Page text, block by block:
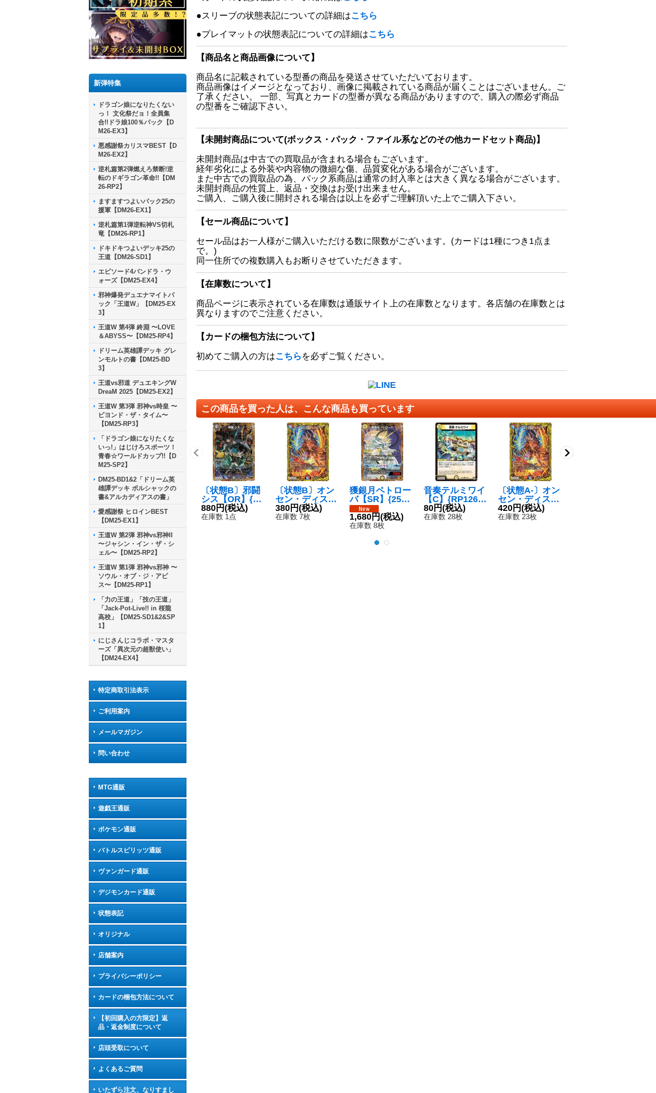
新弾特集
ドラゴン娘になりたくない
っ！ 文化祭だョ！全員集
合!!ドラ娘100％パック【D
M26-EX3】
悪感謝祭カリスマBEST【D
M26-EX2】
逆札篇第2弾燃えろ禁断!逆
転のドギラゴン革命!!【DM
26-RP2】
ますますつよいパック25の
援軍【DM26-EX1】
逆札篇第1弾逆転神VS切札
竜【DM26-RP1】
ドキドキつよいデッキ25の
王道【DM26-SD1】
エピソード4パンドラ・ウ
ォーズ【DM25-EX4】
邪神爆発デュエナマイトパ
ック「王道W」【DM25-EX
3】
王道W 第4弾 終淵 〜LOVE
＆ABYSS〜【DM25-RP4】
ドリーム英雄譚デッキ グレ
ンモルトの書【DM25-BD
3】
王道vs邪道 デュエキングW
DreaM 2025【DM25-EX2】
王道W 第3弾 邪神vs時皇 〜
ビヨンド・ザ・タイム〜
【DM25-RP3】
「ドラゴン娘になりたくな
いっ!」はじけろスポーツ！
青春☆ワールドカップ!!【D
M25-SP2】
DM25-BD1&2「ドリーム英
雄譚デッキ ボルシャックの
書&アルカディアスの書」
愛感謝祭 ヒロインBEST
【DM25-EX1】
王道W 第2弾 邪神vs邪神II
〜ジャシン・イン・ザ・シ
ェル〜【DM25-RP2】
王道W 第1弾 邪神vs邪神 〜
ソウル・オブ・ジ・アビ
ス〜【DM25-RP1】
「力の王道」「技の王道」
「Jack-Pot-Live!! in 桜龍
高校」【DM25-SD1&2&SP
1】
にじさんじコラボ・マスタ
ーズ「異次元の超獣使い」
【DM24-EX4】
特定商取引法表示
ご利用案内
メールマガジン
問い合わせ
MTG通販
遊戯王通販
ポケモン通販
バトルスピリッツ通販
ヴァンガード通販
デジモンカード通販
状態表記
オリジナル
店舗案内
プライバシーポリシー
カードの梱包方法について
【初回購入の方限定】返
品・返金制度について
店頭受取について
よくあるご質問
いたずら注文、なりすまし
●スリーブの状態表記についての詳細はこちら
●プレイマットの状態表記についての詳細はこちら
【商品名と商品画像について】
商品名に記載されている型番の商品を発送させていただいております。
商品画像はイメージとなっており、画像に掲載されている商品が届くことはございません。ご
了承ください。 一部、写真とカードの型番が異なる商品がありますので、購入の際必ず商品
の型番をご確認下さい。
【未開封商品について(ボックス・パック・ファイル系などのその他カードセット商品)】
未開封商品は中古での買取品が含まれる場合もございます。
経年劣化による外装や内容物の微細な傷、品質変化がある場合がございます。
また中古での買取品の為、パック系商品は通常の封入率とは大きく異なる場合がございます。
未開封商品の性質上、返品・交換はお受け出来ません。
ご購入、ご購入後に開封される場合は以上を必ずご理解頂いた上でご購入下さい。
【セール商品について】
セール品はお一人様がご購入いただける数に限数がございます。(カードは1種につき1点ま
で。)
同一住所での複数購入もお断りさせていただきます。
【在庫数について】
商品ページに表示されている在庫数は通販サイト上の在庫数となります。各店舗の在庫数とは
異なりますのでご注意ください。
【カードの梱包方法について】
初めてご購入の方はこちら を必ずご覧ください。
この商品を買った人は、こんな商品も買っています
〔状態B〕邪闘
シス【OR】{26
SD1M3秘/14}
《闇》
880円(税込)
在庫数 1点
〔状態B〕オン
セン・ディス・
カイザー【V
R】{RP208B/2
380円(税込)
在庫数 7枚
獲銀月ペトロー
バ【SR】{25RP
2SP2/SP5}
《光》
1,680円(税込)
在庫数 8枚
音奏テルミワイ
【C】{RP1267/
104}《光》
80円(税込)
在庫数 28枚
〔状態A-〕オン
セン・ディス・
カイザー【V
R】{RP208B/2
420円(税込)
在庫数 23枚